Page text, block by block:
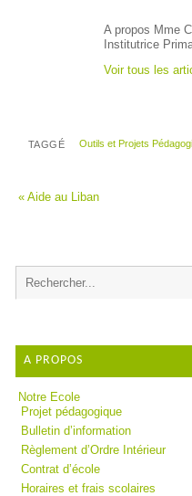
A propos Mme
Institutrice
Voir tous les
TAGGÉ Outils et Projets
«Aide au Liban
A PROPOS
Notre Ecole
Projet pédagogique
Bulletin d’information
Règlement d’Ordre Intérieur
Contrat d’école
Horaires et frais scolaires